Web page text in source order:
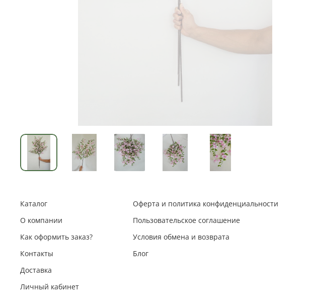
Каталог
О компании
Как оформить заказ?
Контакты
Доставка
Личный кабинет
Оферта и политика конфиденциальности
Пользовательское соглашение
Условия обмена и возврата
Блог